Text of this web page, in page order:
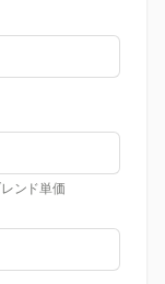
ンド単価